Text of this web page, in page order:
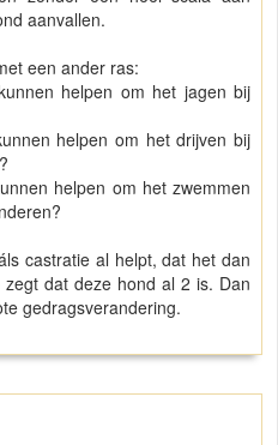
aanvallen.
een ander ras:
helpen om het jagen bij
helpen om het drijven bij
helpen om het zwemmen
castratie al helpt, dat het dan
dat deze hond al 2 is. Dan
gedragsverandering.